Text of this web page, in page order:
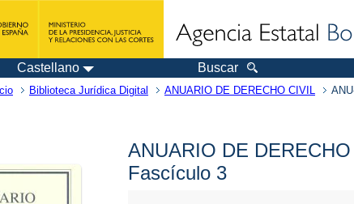
Castellano Buscar
Biblioteca Jurídica Digital ANUARIO DE DERECHO CIVIL
ANUARIO DE
Fascículo 3